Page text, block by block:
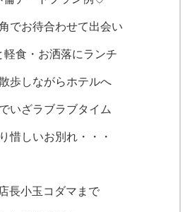
でお待合わせて出会い
軽食・お洒落にランチ
歩しながらホテルへ
いざラブラブタイム
惜しいお別れ・・・
長小玉コダマまで